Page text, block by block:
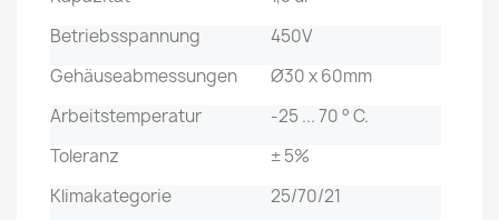
Betriebsspannung
450V
Gehäuseabmessungen
Ø30 x 60mm
Arbeitstemperatur
-25 ... 70 ° C.
Toleranz
± 5%
Klimakategorie
25/70/21